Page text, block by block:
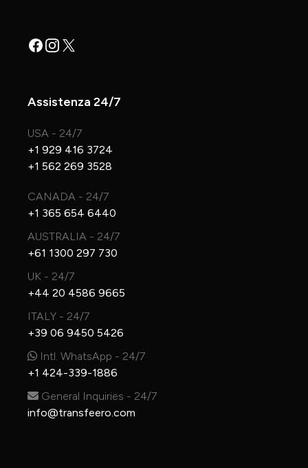
Facebook
Instagram
X
Assistenza 24/7
USA - 24/7
+1 929 416 3724
+1 562 269 3528
CANADA - 24/7
+1 365 654 6440
AUSTRALIA - 24/7
+61 1300 297 730
UK - 24/7
+44 20 4586 9665
ITALY - 24/7
+39 06 9450 5426
Intl. WhatsApp - 24/7
+1 424-339-1886
General Inquiries - 24/7
info@transfeero.com